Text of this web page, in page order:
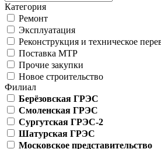
Категория
Ремонт
Эксплуатация
Реконструкция и техническое
Поставка МТР
Прочие закупки
Новое строительство
Филиал
Берёзовская ГРЭС
Смоленская ГРЭС
Сургутская ГРЭС-2
Шатурская ГРЭС
Московское представительство